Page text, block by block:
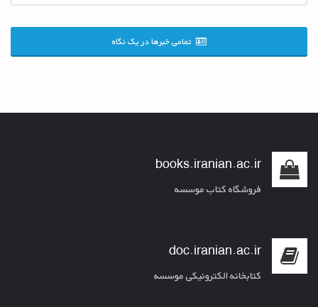
تمامی خبرها در یک نگاه
books.iranian.ac.ir
فروشگاه کتاب موسسه
doc.iranian.ac.ir
کتابخانه الکترونیکی موسسه